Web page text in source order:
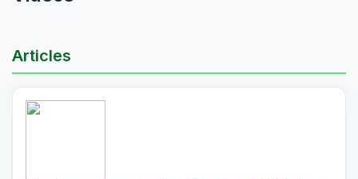
Articles